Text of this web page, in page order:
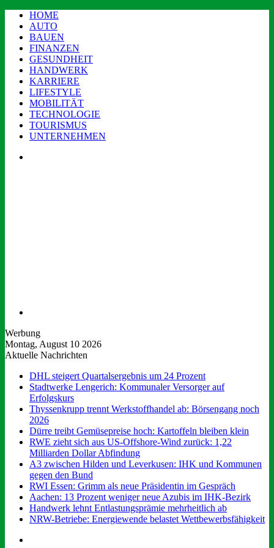
HOME
AUTO
BAUEN
FINANZEN
GESUNDHEIT
HANDWERK
KARRIERE
LIFESTYLE
MOBILITÄT
TECHNOLOGIE
TOURISMUS
UNTERNEHMEN
Werbung
Montag, August 10 2026
Aktuelle Nachrichten
DHL steigert Quartalsergebnis um 24 Prozent
Stadtwerke Lengerich: Kommunaler Versorger auf
Erfolgskurs
Thyssenkrupp trennt Werkstoffhandel ab: Börsengang noch
2026
Dürre treibt Gemüsepreise hoch: Kartoffeln bleiben klein
RWE zieht sich aus US-Offshore-Wind zurück: 1,22
Milliarden Dollar Abfindung
A3 zwischen Hilden und Leverkusen: IHK und Kommunen
gegen den Bund
RWI Essen: Grimm als neue Präsidentin im Gespräch
Aachen: 13 Prozent weniger neue Azubis im IHK-Bezirk
Handwerk lehnt Entlastungsprämie mehrheitlich ab
NRW-Betriebe: Energiewende belastet Wettbewerbsfähigkeit